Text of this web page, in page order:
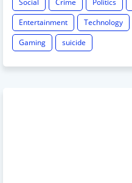
Entertainment
Technology
Gaming
suicide